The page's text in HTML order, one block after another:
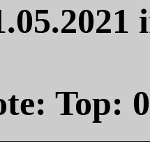
Top: 0